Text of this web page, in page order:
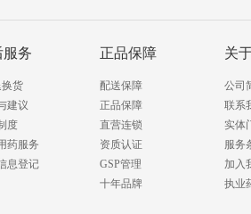
服务
货
建议
度
药服务
息登记
正品保障
配送保障
正品保障
直营连锁
资质认证
GSP管理
十年品牌
关
公司
联系
实体
服务
加入
执业